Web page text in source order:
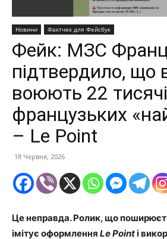
Новини Фактчек для Фейсбук
Фейк: МЗС
підтвердило, що
воюють 22 тисячі
французьких
– Le Point
18 Червня, 2026
Це неправда. Ролик, що
імітує оформлення Le Pointі